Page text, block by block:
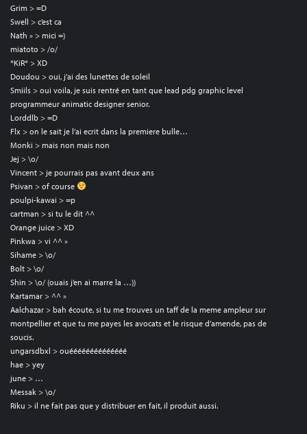
Grim > =D
Swell > c’est ca
Nath » > mici =)
miatoto > /o/
*KiR* > XD
Doudou > oui, j’ai des lunettes de soleil
Smiils > oui voila, je suis rentré en tant que lead pdg graphic level
programmeur animatic designer senior.
Lorddlb > =D
Flx > on le sait je l’ai ecrit dans la premiere bulle…
Monki > mais non mais non
Jej > \o/
Vincent > je pourrais pas avant deux ans
Psivan > of course
poulpi-kawai > =p
cartman > si tu le dit ^^
Orange juice > XD
Pinkwa > vi ^^ »
Sihame > \o/
Bolt > \o/
Shin > \o/ (ouais j’en ai marre la …))
Kartamar > ^^ »
Aalchazar > bah écoute, si tu me trouves un taff de la meme ampleur sur
montpellier et que tu me payes les avocats et le risque d’amende, pas de
soucis.
ungarsdbxl > ouéééééééééééééé
hae > yey
june > …
Messak > \o/
Riku > il ne fait pas que y distribuer en fait, il produit aussi.